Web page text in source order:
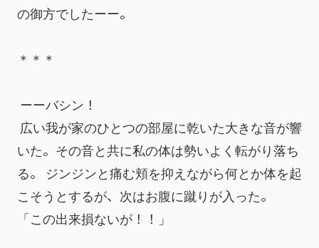
の御方でしたーー。
＊＊＊
ーーバシン！
広い我が家のひとつの部屋に乾いた大きな音が響
いた。その音と共に私の体は勢いよく転がり落ち
る。 ジンジンと痛む頬を抑えながら何とか体を起
こそうとするが、次はお腹に蹴りが入った。
「この出来損ないが！！」